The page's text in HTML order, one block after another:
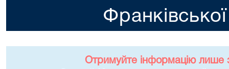
Отримуйте інформацію лише